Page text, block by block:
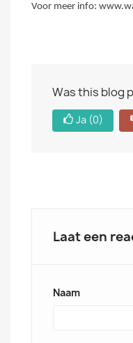
Voor meer info:
Was this blog
Ja (0)
Laat een
Naam